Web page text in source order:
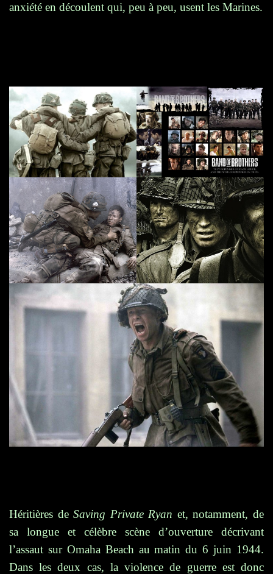
anxiété en découlent qui, peu à peu, usent les Marines.
Héritières deSaving Private Ryan et, notamment, de
sa longue et célèbre scène d’ouverture décrivant
l’assaut sur Omaha Beach au matin du 6 juin 1944.
Dans les deux cas, la violence de guerre est donc